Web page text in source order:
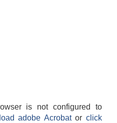
is not configured to
adobe Acrobatorclick